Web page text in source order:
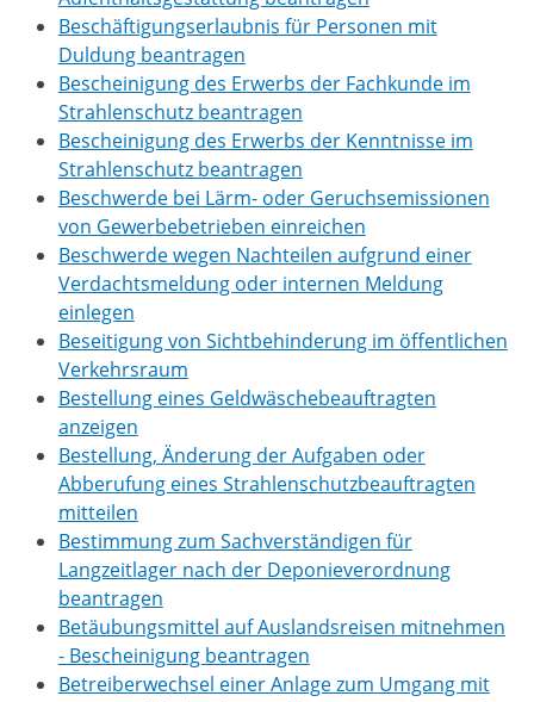
Beschäftigungserlaubnis für Personen mit
Duldung beantragen
Bescheinigung des Erwerbs der Fachkunde im
Strahlenschutz beantragen
Bescheinigung des Erwerbs der Kenntnisse im
Strahlenschutz beantragen
Beschwerde bei Lärm- oder Geruchsemissionen
von Gewerbebetrieben einreichen
Beschwerde wegen Nachteilen aufgrund einer
Verdachtsmeldung oder internen Meldung
einlegen
Beseitigung von Sichtbehinderung im öffentlichen
Verkehrsraum
Bestellung eines Geldwäschebeauftragten
anzeigen
Bestellung, Änderung der Aufgaben oder
Abberufung eines Strahlenschutzbeauftragten
mitteilen
Bestimmung zum Sachverständigen für
Langzeitlager nach der Deponieverordnung
beantragen
Betäubungsmittel auf Auslandsreisen mitnehmen
- Bescheinigung beantragen
Betreiberwechsel einer Anlage zum Umgang mit